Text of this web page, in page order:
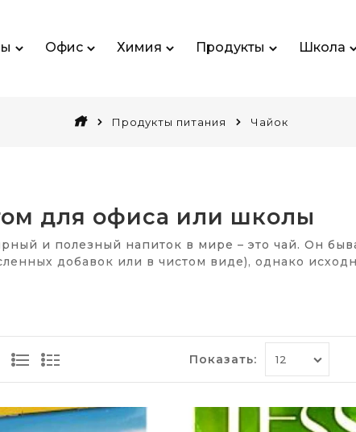
Офис Химия Продукты Школа
Продукты питания Чайок
для офиса или школы
и полезный напиток в мире – это чай. Он
добавок или в чистом виде), однако
более лёгкий вкус за счёт оперативной
последующую ферментацию, что свойственно
составляющие чая и эффект
Показать: